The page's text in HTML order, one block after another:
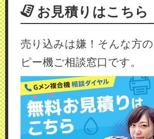
お見積りはこちら
売り込みは嫌！そんな方
ピー機ご相談窓口です。